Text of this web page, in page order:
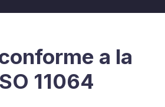
a la
11064